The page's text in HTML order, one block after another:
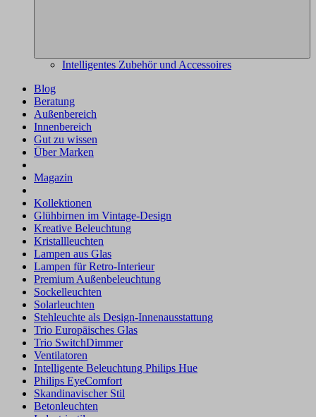
Intelligentes Zubehör und Accessoires
Blog
Beratung
Außenbereich
Innenbereich
Gut zu wissen
Über Marken
Magazin
Kollektionen
Glühbirnen im Vintage-Design
Kreative Beleuchtung
Kristallleuchten
Lampen aus Glas
Lampen für Retro-Interieur
Premium Außenbeleuchtung
Sockelleuchten
Solarleuchten
Stehleuchte als Design-Innenausstattung
Trio Europäisches Glas
Trio SwitchDimmer
Ventilatoren
Intelligente Beleuchtung Philips Hue
Philips EyeComfort
Skandinavischer Stil
Betonleuchten